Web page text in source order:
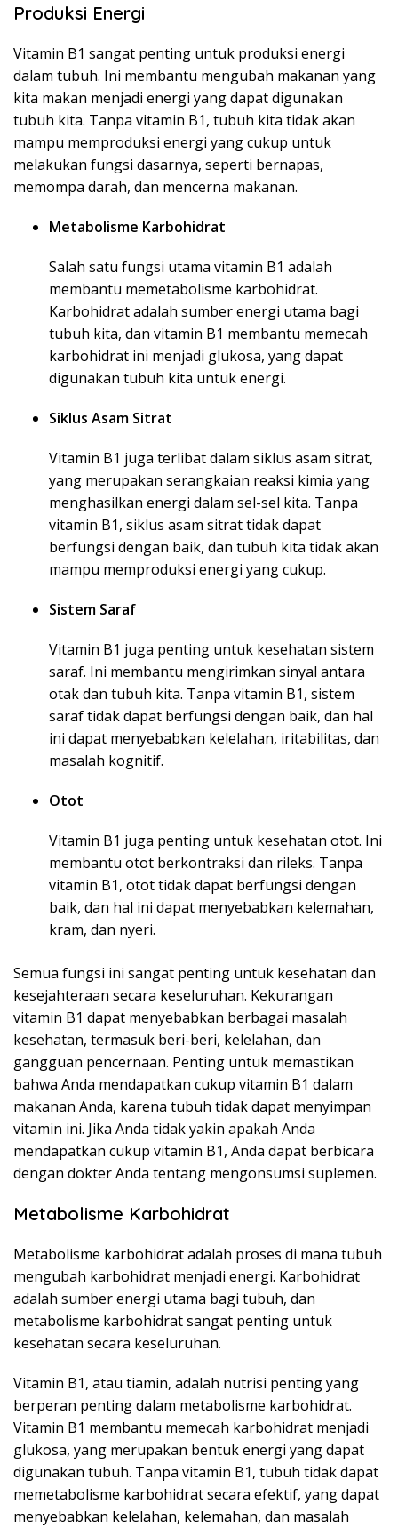
Produksi Energi
Vitamin B1 sangat penting untuk produksi energi
dalam tubuh. Ini membantu mengubah makanan yang
kita makan menjadi energi yang dapat digunakan
tubuh kita. Tanpa vitamin B1, tubuh kita tidak akan
mampu memproduksi energi yang cukup untuk
melakukan fungsi dasarnya, seperti bernapas,
memompa darah, dan mencerna makanan.
Metabolisme Karbohidrat
Salah satu fungsi utama vitamin B1 adalah
membantu memetabolisme karbohidrat.
Karbohidrat adalah sumber energi utama bagi
tubuh kita, dan vitamin B1 membantu memecah
karbohidrat ini menjadi glukosa, yang dapat
digunakan tubuh kita untuk energi.
Siklus Asam Sitrat
Vitamin B1 juga terlibat dalam siklus asam sitrat,
yang merupakan serangkaian reaksi kimia yang
menghasilkan energi dalam sel-sel kita. Tanpa
vitamin B1, siklus asam sitrat tidak dapat
berfungsi dengan baik, dan tubuh kita tidak akan
mampu memproduksi energi yang cukup.
Sistem Saraf
Vitamin B1 juga penting untuk kesehatan sistem
saraf. Ini membantu mengirimkan sinyal antara
otak dan tubuh kita. Tanpa vitamin B1, sistem
saraf tidak dapat berfungsi dengan baik, dan hal
ini dapat menyebabkan kelelahan, iritabilitas, dan
masalah kognitif.
Otot
Vitamin B1 juga penting untuk kesehatan otot. Ini
membantu otot berkontraksi dan rileks. Tanpa
vitamin B1, otot tidak dapat berfungsi dengan
baik, dan hal ini dapat menyebabkan kelemahan,
kram, dan nyeri.
Semua fungsi ini sangat penting untuk kesehatan dan
kesejahteraan secara keseluruhan. Kekurangan
vitamin B1 dapat menyebabkan berbagai masalah
kesehatan, termasuk beri-beri, kelelahan, dan
gangguan pencernaan. Penting untuk memastikan
bahwa Anda mendapatkan cukup vitamin B1 dalam
makanan Anda, karena tubuh tidak dapat menyimpan
vitamin ini. Jika Anda tidak yakin apakah Anda
mendapatkan cukup vitamin B1, Anda dapat berbicara
dengan dokter Anda tentang mengonsumsi suplemen.
Metabolisme Karbohidrat
Metabolisme karbohidrat adalah proses di mana tubuh
mengubah karbohidrat menjadi energi. Karbohidrat
adalah sumber energi utama bagi tubuh, dan
metabolisme karbohidrat sangat penting untuk
kesehatan secara keseluruhan.
Vitamin B1, atau tiamin, adalah nutrisi penting yang
berperan penting dalam metabolisme karbohidrat.
Vitamin B1 membantu memecah karbohidrat menjadi
glukosa, yang merupakan bentuk energi yang dapat
digunakan tubuh. Tanpa vitamin B1, tubuh tidak dapat
memetabolisme karbohidrat secara efektif, yang dapat
menyebabkan kelelahan, kelemahan, dan masalah